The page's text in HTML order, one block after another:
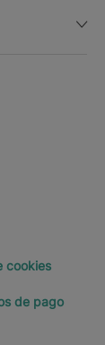
cookies
de pago